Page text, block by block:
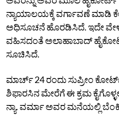
ನ್ಯಾಯಾಲಯಕ್ಕೆ ವರ್ಗಾವಣೆ ಮಾಡಿ
ಅಧಿಸೂಚನೆ ಹೊರಡಿಸಿದೆ. ಇದೇ
ವಹಿಸದಂತೆ ಅಲಾಹಾಬಾದ್‌
ಸೂಚಿಸಿದೆ.
ಮಾರ್ಚ್ 24 ರಂದು ಸುಪ್ರೀಂ
ಶಿಫಾರಸಿನ ಮೇರೆಗೆ ಈ ಕ್ರಮ
ನ್ಯಾ. ವರ್ಮಾ ಅವರ ಮನೆಯಲ್ಲಿ ಬೆಂಕಿ